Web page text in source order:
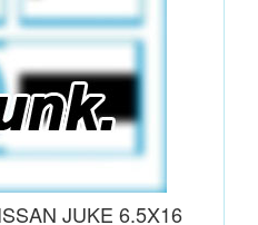
JUKE 6.5X16